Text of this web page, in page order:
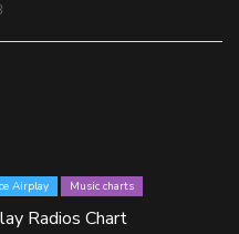
Airplay Music charts
Radios Chart